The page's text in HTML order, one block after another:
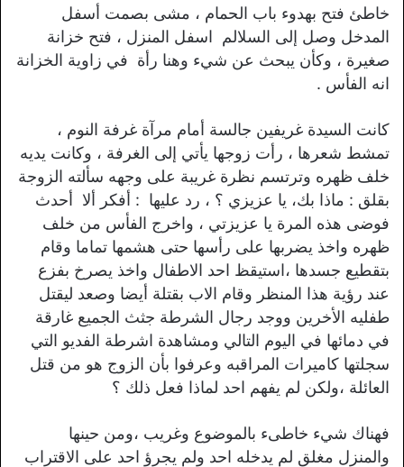
خاطئ فتح بهدوء باب الحمام ، مشى بصمت أسفل
المدخل وصل إلى السلالم اسفل المنزل ، فتح خزانة
صغيرة ، وكأن يبحث عن شيء وهنا رأة في زاوية الخزانة
انه الفأس .
كانت السيدة غريفين جالسة أمام مرآة غرفة النوم ،
تمشط شعرها ، رأت زوجها يأتي إلى الغرفة ، وكانت يديه
خلف ظهره وترتسم نظرة غريبة على وجهه سألته الزوجة
بقلق : ماذا بك، يا عزيزي ؟ ، رد عليها : أفكر ألا أحدث
فوضى هذه المرة يا عزيزتي ، واخرج الفأس من خلف
ظهره واخذ يضربها على رأسها حتى هشمها تماما وقام
بتقطيع جسدها ،استيقظ احد الاطفال واخذ يصرخ بفزع
عند رؤية هذا المنظر وقام الاب بقتلة أيضا وصعد ليقتل
طفليه الأخرين ووجد رجال الشرطة جثث الجميع غارقة
في دمائها في اليوم التالي ومشاهدة اشرطة الفديو التي
سجلتها كاميرات المراقبه وعرفوا بأن الزوج هو من قتل
العائلة ،ولكن لم يفهم احد لماذا فعل ذلك ؟
فهناك شيء خاطىء بالموضوع وغريب ،ومن حينها
والمنزل مغلق لم يدخله احد ولم يجرؤ احد على الاقتراب